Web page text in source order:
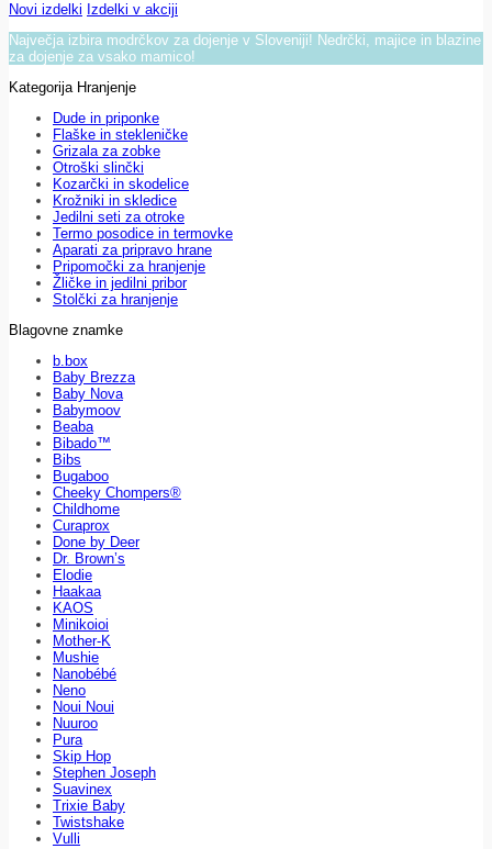
Novi izdelki Izdelki v akciji
Največja izbira modrčkov za dojenje v Sloveniji! Nedrčki, majice in blazine
za dojenje za vsako mamico!
Kategorija Hranjenje
Dude in priponke
Flaške in stekleničke
Grizala za zobke
Otroški slinčki
Kozarčki in skodelice
Krožniki in skledice
Jedilni seti za otroke
Termo posodice in termovke
Aparati za pripravo hrane
Pripomočki za hranjenje
Žličke in jedilni pribor
Stolčki za hranjenje
Blagovne znamke
b.box
Baby Brezza
Baby Nova
Babymoov
Beaba
Bibado™
Bibs
Bugaboo
Cheeky Chompers®
Childhome
Curaprox
Done by Deer
Dr. Brown’s
Elodie
Haakaa
KAOS
Minikoioi
Mother-K
Mushie
Nanobébé
Neno
Noui Noui
Nuuroo
Pura
Skip Hop
Stephen Joseph
Suavinex
Trixie Baby
Twistshake
Vulli